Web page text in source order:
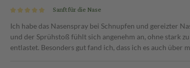
Sanft für die Nase
Ich habe das Nasenspray bei Schnupfen und gereizter
und der Sprühstoß fühlt sich angenehm an, ohne stark
entlastet. Besonders gut fand ich, dass ich es auch über